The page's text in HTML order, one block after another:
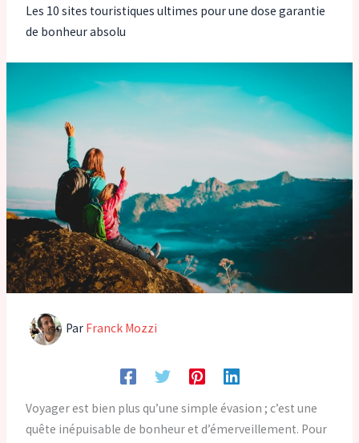
Les 10 sites touristiques ultimes pour une dose garantie
de bonheur absolu
Par Franck Mozzi
Voyager est bien plus qu’une simple évasion ; c’est une
quête inépuisable de bonheur et d’émerveillement. Pour